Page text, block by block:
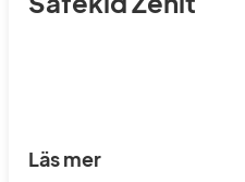
Läs mer